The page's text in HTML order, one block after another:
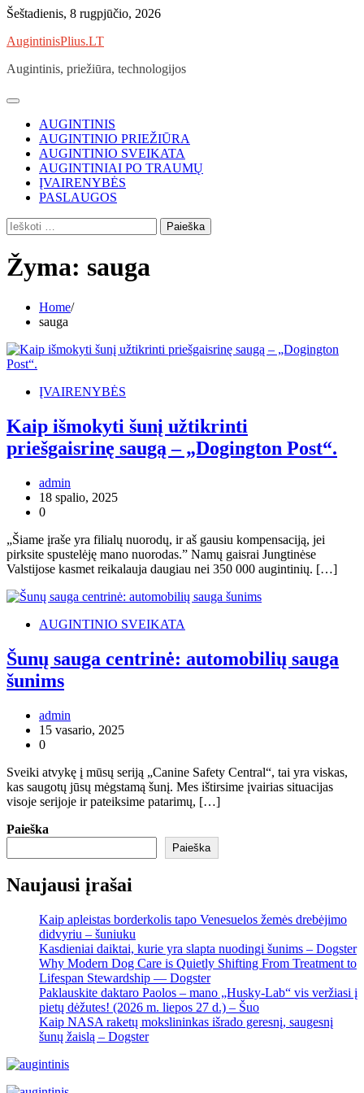
Skip
content
Šeštadienis, 8 rugpjūčio, 2026
AugintinisPlius.LT
Augintinis, priežiūra, technologijos
AUGINTINIS
AUGINTINIO PRIEŽIŪRA
AUGINTINIO SVEIKATA
AUGINTINIAI PO TRAUMŲ
ĮVAIRENYBĖS
PASLAUGOS
Ieškoti:
Žyma: sauga
Home
sauga
ĮVAIRENYBĖS
Kaip išmokyti šunį užtikrinti
priešgaisrinę saugą – „Dogington Post“.
admin
18 spalio, 2025
0
„Šiame įraše yra filialų nuorodų, ir aš gausiu kompensaciją, jei
pirksite spustelėję mano nuorodas.” Namų gaisrai Jungtinėse
Valstijose kasmet reikalauja daugiau nei 350 000 augintinių. […]
AUGINTINIO SVEIKATA
Šunų sauga centrinė: automobilių sauga
šunims
admin
15 vasario, 2025
0
Sveiki atvykę į mūsų seriją „Canine Safety Central“, tai yra viskas,
kas saugotų jūsų mėgstamą šunį. Mes ištirsime įvairias situacijas
visoje serijoje ir pateiksime patarimų, […]
Paieška
Paieška
Naujausi įrašai
Kaip apleistas borderkolis tapo Venesuelos žemės drebėjimo
didvyriu – šuniuku
Kasdieniai daiktai, kurie yra slapta nuodingi šunims – Dogster
Why Modern Dog Care is Quietly Shifting From Treatment to
Lifespan Stewardship — Dogster
Paklauskite daktaro Paolos – mano „Husky-Lab“ vis veržiasi į
pietų dėžutes! (2026 m. liepos 27 d.) – Šuo
Kaip NASA raketų mokslininkas išrado geresnį, saugesnį
šunų žaislą – Dogster